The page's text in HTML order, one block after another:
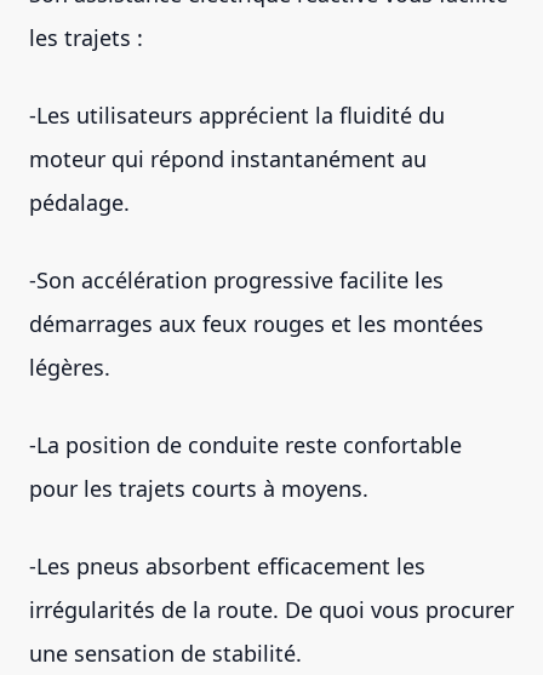
les trajets :
-Les utilisateurs apprécient la fluidité du
moteur qui répond instantanément au
pédalage.
-Son accélération progressive facilite les
démarrages aux feux rouges et les montées
légères.
-La position de conduite reste confortable
pour les trajets courts à moyens.
-Les pneus absorbent efficacement les
irrégularités de la route. De quoi vous procurer
une sensation de stabilité.